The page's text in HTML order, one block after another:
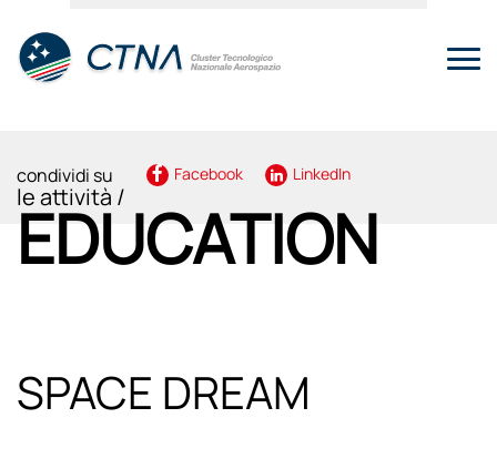
le attività /
condividi su Facebook LinkedIn
EDUCATION
SPACE DREAM